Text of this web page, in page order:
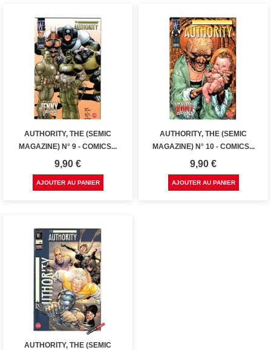
AUTHORITY, THE (SEMIC
MAGAZINE) N° 9 - COMICS...
Prix
9,90 €
AJOUTER AU PANIER
AUTHORITY, THE (SEMIC
MAGAZINE) N° 10 - COMICS...
Prix
9,90 €
AJOUTER AU PANIER
AUTHORITY, THE (SEMIC